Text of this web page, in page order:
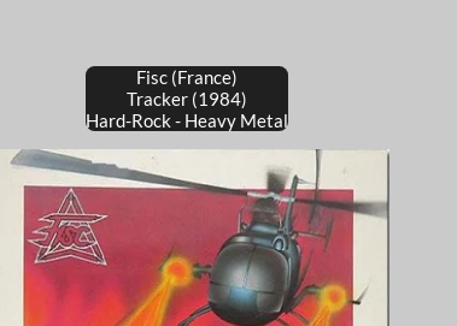
Fisc (France)
Tracker (1984)
Hard-Rock - Heavy Metal